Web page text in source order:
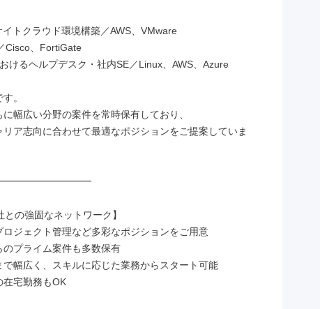
トクラウド環境構築／AWS、VMware
Cisco、FortiGate
けるヘルプデスク・社内SE／Linux、AWS、Azure
。
幅広い分野の案件を常時保有しており、
リア志向に合わせて最適なポジションをご提案していま
との強固なネットワーク】
ジェクト管理など多彩なポジションをご用意
プライム案件も多数保有
幅広く、スキルに応じた業務からスタート可能
宅勤務もOK